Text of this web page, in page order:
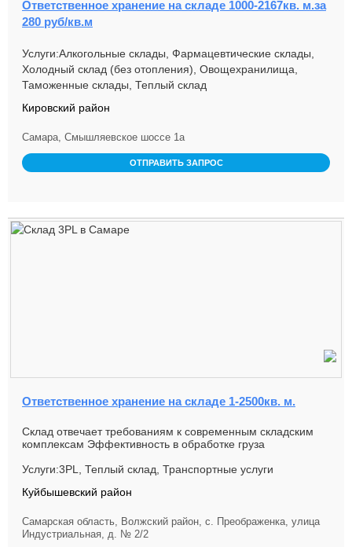
Ответственное хранение на складе 1000-2167кв. м.за
280 руб/кв.м
Услуги:Алкогольные склады, Фармацевтические склады,
Холодный склад (без отопления), Овощехранилища,
Таможенные склады, Теплый склад
Кировский район
Самара, Смышляевское шоссе 1а
ОТПРАВИТЬ ЗАПРОС
Ответственное хранение на складе 1-2500кв. м.
Склад отвечает требованиям к современным складским
комплексам Эффективность в обработке груза
Услуги:3PL, Теплый склад, Транспортные услуги
Куйбышевский район
Самарская область, Волжский район, с. Преображенка, улица
Индустриальная, д. № 2/2